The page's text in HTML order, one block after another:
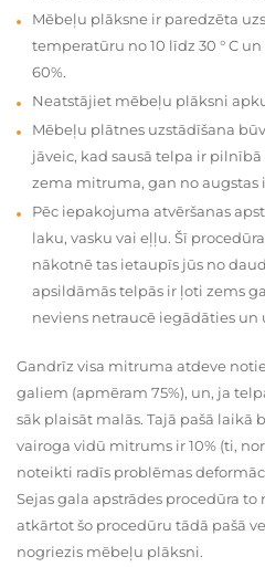
Mēbeļu plāksne ir paredzēta
temperatūru no 10 līdz 30 ° C
60%.
Neatstājiet mēbeļu plāksni
Mēbeļu plātnes uzstādīšana
jāveic, kad sausā telpa ir
zema mitruma, gan no augstas
Pēc iepakojuma atvēršanas
laku, vasku vai eļļu. Šī
nākotnē tas ietaupīs jūs no
apsildāmās telpās ir ļoti zems
neviens netraucē iegādāties
Gandrīz visa mitruma atdeve
galiem (apmēram 75%), un, ja
sāk plaisāt malās. Tajā pašā laikā
vairoga vidū mitrums ir 10% (ti,
noteikti radīs problēmas
Sejas gala apstrādes procedūra to
atkārtot šo procedūru tādā pašā
nogriezis mēbeļu plāksni.